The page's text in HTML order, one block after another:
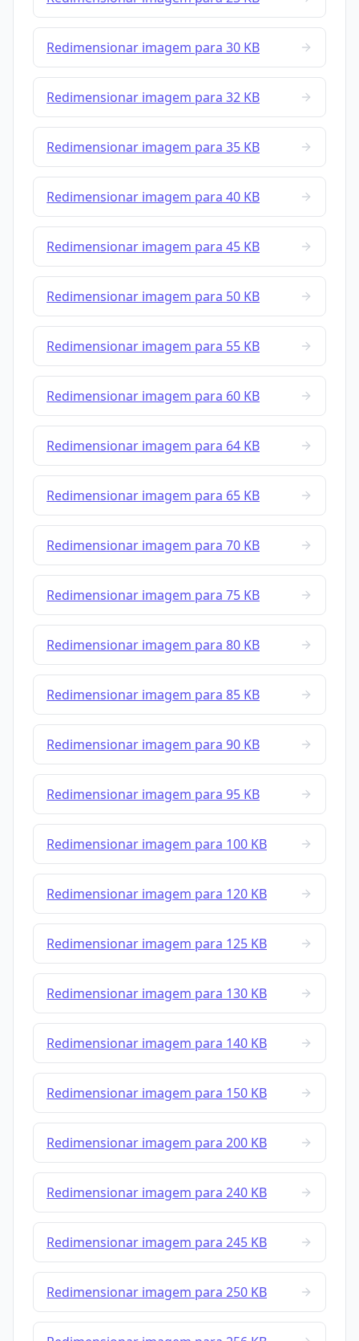
Redimensionar imagem para 30 KB
Redimensionar imagem para 32 KB
Redimensionar imagem para 35 KB
Redimensionar imagem para 40 KB
Redimensionar imagem para 45 KB
Redimensionar imagem para 50 KB
Redimensionar imagem para 55 KB
Redimensionar imagem para 60 KB
Redimensionar imagem para 64 KB
Redimensionar imagem para 65 KB
Redimensionar imagem para 70 KB
Redimensionar imagem para 75 KB
Redimensionar imagem para 80 KB
Redimensionar imagem para 85 KB
Redimensionar imagem para 90 KB
Redimensionar imagem para 95 KB
Redimensionar imagem para 100 KB
Redimensionar imagem para 120 KB
Redimensionar imagem para 125 KB
Redimensionar imagem para 130 KB
Redimensionar imagem para 140 KB
Redimensionar imagem para 150 KB
Redimensionar imagem para 200 KB
Redimensionar imagem para 240 KB
Redimensionar imagem para 245 KB
Redimensionar imagem para 250 KB